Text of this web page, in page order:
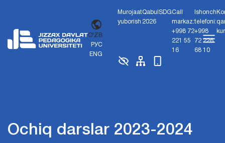
O'ZB
РУС
ENG
Murojaat
yuborish
Qabul
2026
SDGCall
markaz:
+998 72
221 55
16
Ishonch
telefoni:
+998
72 226
68 10
Ochiq darslar 2023-2024